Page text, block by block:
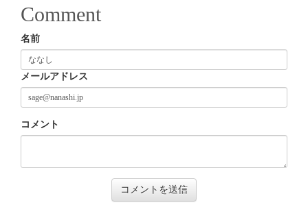
Comment
名前
メールアドレス
コメント